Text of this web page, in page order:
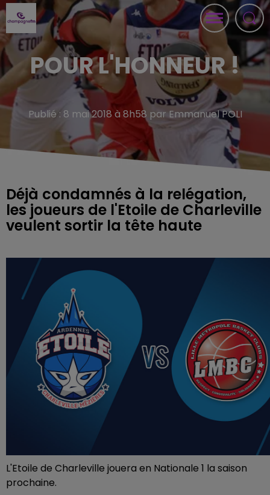
POUR L'HONNEUR !
Publié : 8 mai 2018 à 8h58 par Emmanuel POLI
Déjà condamnés à la relégation,
les joueurs de l'Etoile de Charleville
veulent sortir la tête haute
L'Etoile de Charleville jouera en Nationale 1 la saison
prochaine.